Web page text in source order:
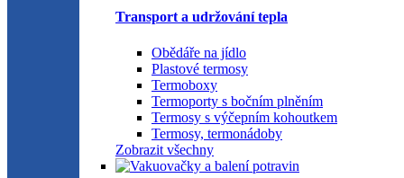
Transport a udržování tepla
Obědáře na jídlo
Plastové termosy
Termoboxy
Termoporty s bočním plněním
Termosy s výčepním kohoutkem
Termosy, termonádoby
Zobrazit všechny